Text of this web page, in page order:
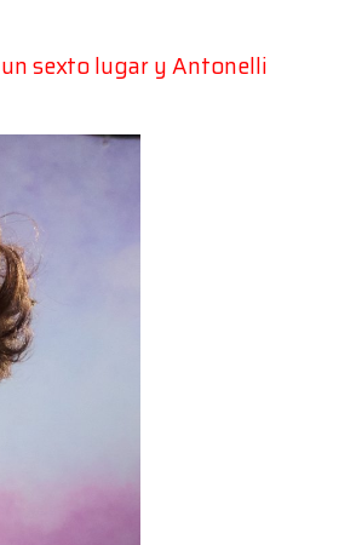
sexto lugar y Antonelli